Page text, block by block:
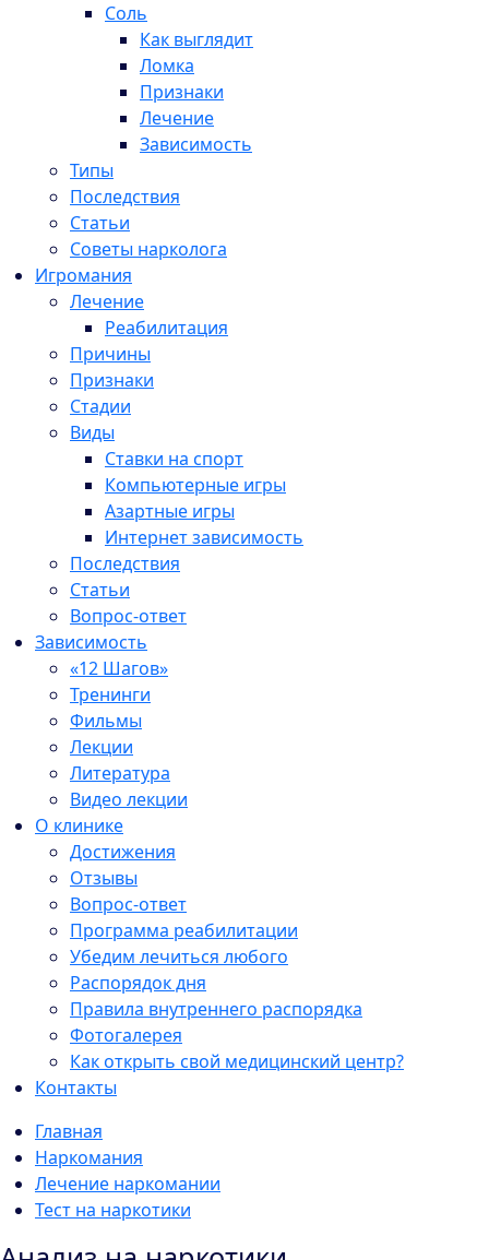
Соль
Как выглядит
Ломка
Признаки
Лечение
Зависимость
Типы
Последствия
Статьи
Советы нарколога
Игромания
Лечение
Реабилитация
Причины
Признаки
Стадии
Виды
Ставки на спорт
Компьютерные игры
Азартные игры
Интернет зависимость
Последствия
Статьи
Вопрос-ответ
Зависимость
«12 Шагов»
Тренинги
Фильмы
Лекции
Литература
Видео лекции
О клинике
Достижения
Отзывы
Вопрос-ответ
Программа реабилитации
Убедим лечиться любого
Распорядок дня
Правила внутреннего распорядка
Фотогалерея
Как открыть свой медицинский центр?
Контакты
Главная
Наркомания
Лечение наркомании
Тест на наркотики